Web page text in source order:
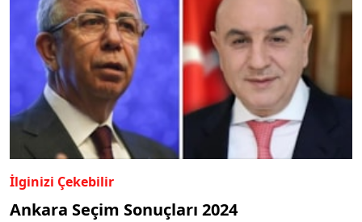
İlginizi Çekebilir
Ankara Seçim Sonuçları 2024